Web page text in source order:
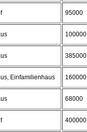
95000
100000
385000
Einfamilienhaus 160000
68000
400000